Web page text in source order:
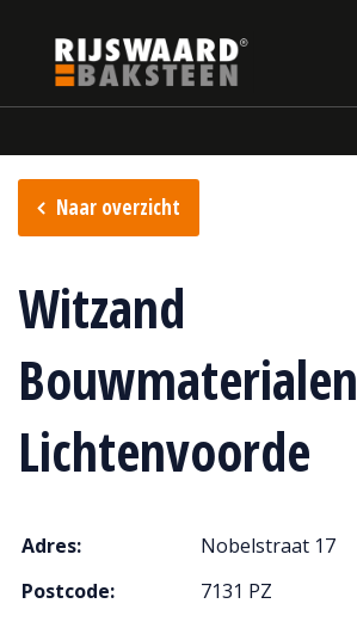
Naar overzicht
Witzand
Bouwmaterialen
Lichtenvoorde
Adres:
Nobelstraat 17
Postcode:
7131 PZ